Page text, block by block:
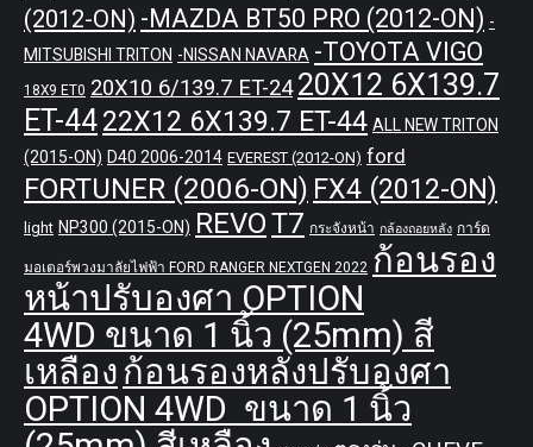
(2012-ON) -MAZDA BT50 PRO (2012-ON) -
MITSUBISHI TRITON -NISSAN NAVARA -TOYOTA VIGO
18X9 ET0 20X10 6/139.7 ET-24 20X12 6X139.7
ET-4422X12 6X139.7 ET-44 ALL NEW TRITON
(2015-ON) D40 2006-2014 EVEREST (2012-ON) ford
FORTUNER (2006-ON) FX4 (2012-ON)
light NP300 (2015-ON) REVOT7 กระจังหน้า กล้องถอยหลัง การ์ด
มอเตอร์พวงมาลัยไฟฟ้า FORD RANGER NEXTGEN 2022 ก้อนรอง
หน้าปรับองศา OPTION
4WD ขนาด 1 นิ้ว (25mm) สี
เหลือง ก้อนรองหลังปรับองศา
OPTION 4WD ขนาด 1 นิ้ว